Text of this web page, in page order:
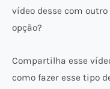
vídeo desse com
opção?
Compartilha esse
como fazer esse tipo